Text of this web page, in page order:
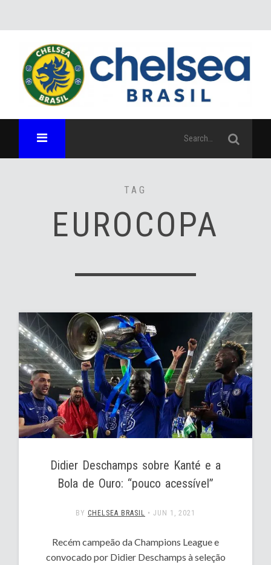
TAG
EUROCOPA
Didier Deschamps sobre Kanté e a
Bola de Ouro: “pouco acessível”
BY CHELSEA BRASIL • JUN 1, 2021
Recém campeão da Champions League e
convocado por Didier Deschamps à seleção